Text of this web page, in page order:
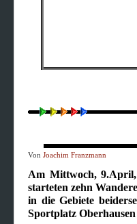
Von Joachim Franzmann
Am Mittwoch,
starteten zehn
in die Gebiete
Sportplatz